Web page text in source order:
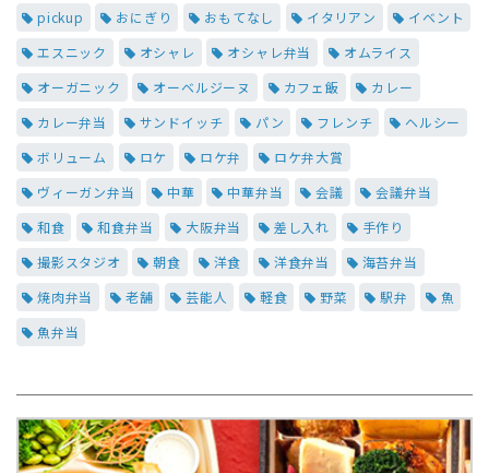
pickup おにぎり おもてなし イタリアン
イベント
エスニック
オシャレ オシャレ弁当
オムライス
オーガニック
オーベルジーヌ カフェ飯
カレー
カレー弁当
サンドイッチ パン フレンチ
ヘルシー
ボリューム
ロケ ロケ弁
ロケ弁大賞
ヴィーガン弁当
中華 中華弁当 会議
会議弁当
和食
和食弁当 大阪弁当 差し入れ
手作り
撮影スタジオ
朝食 洋食 洋食弁当
海苔弁当
焼肉弁当
老舗 芸能人 軽食 野菜 駅弁
魚
魚弁当